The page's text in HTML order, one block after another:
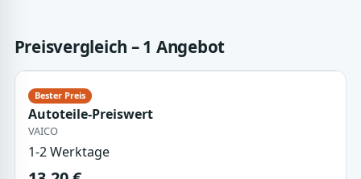
Preisvergleich – 1 Angebot
Autoteile-Preiswert
VAICO
1-2 Werktage